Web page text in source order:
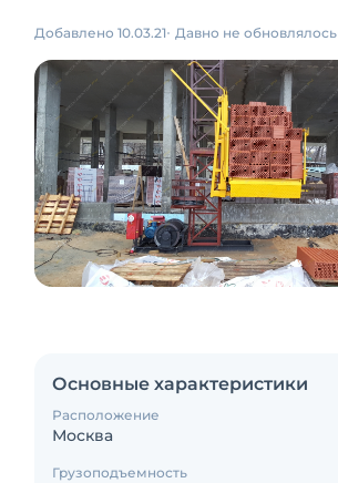
Добавлено 10.03.21 Давно не обновлялось
Основные характеристики
Расположение
Москва
Грузоподъемность